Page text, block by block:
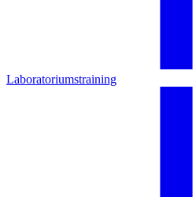
Laboratoriumstraining